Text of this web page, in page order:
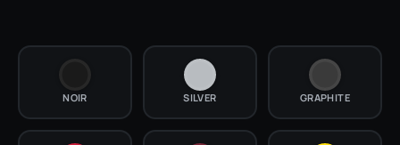
NOIR SILVER GRAPHITE